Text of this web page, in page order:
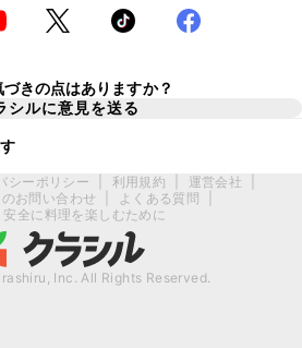
きの点はありますか？
シルに意見を送る
シーポリシー 利用規約 運営会社
お問い合わせ
よくある質問
安全に料理を楽しむために
Inc. All Rights Reserved.